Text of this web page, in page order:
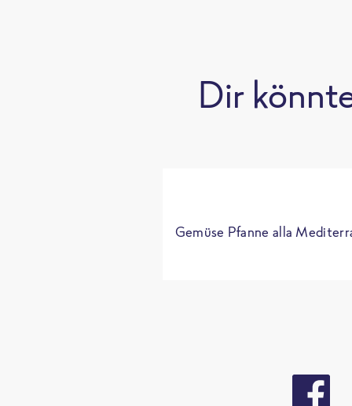
Dir
Gemüse Pfanne alla